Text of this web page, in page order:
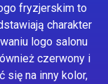
fryzjerskim to
charakter
logo salonu
czerwony i
się na inny kolor,